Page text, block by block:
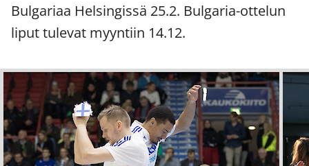
Bulgariaa Helsingissä 25.2. Bulgaria-ottelun
liput tulevat myyntiin 14.12.